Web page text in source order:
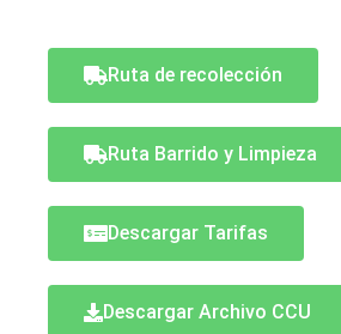
Ruta de recolección
Ruta Barrido y Limpieza
Descargar Tarifas
Descargar Archivo CCU